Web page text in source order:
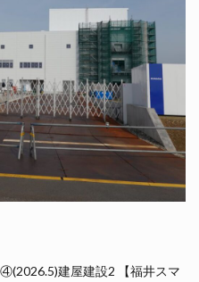
建屋建設2 【福井スマ